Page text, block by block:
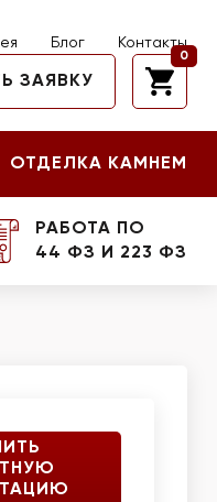
Блог Контакты
ЗАЯВКУ
0
ОТДЕЛКА КАМНЕМ
РАБОТА ПО
44 ФЗ И 223 ФЗ